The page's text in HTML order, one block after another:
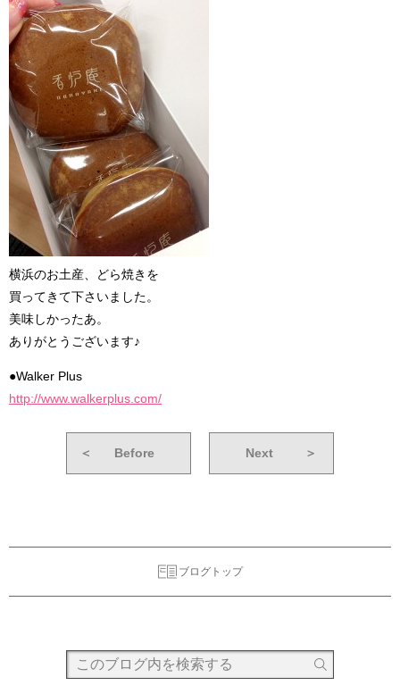
横浜のお土産、どら焼きを
買ってきて下さいました。
美味しかったあ。
ありがとうございます♪
●Walker Plus
http://www.walkerplus.com/
＜ Before Next ＞
ブログトップ